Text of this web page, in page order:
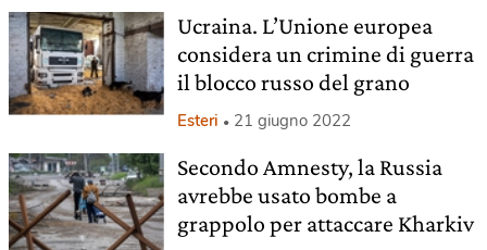
Ucraina. L’Unione europea
considera un crimine di guerra
il blocco russo del grano
Esteri 21 giugno 2022
Secondo Amnesty, la Russia
avrebbe usato bombe a
grappolo per attaccare Kharkiv